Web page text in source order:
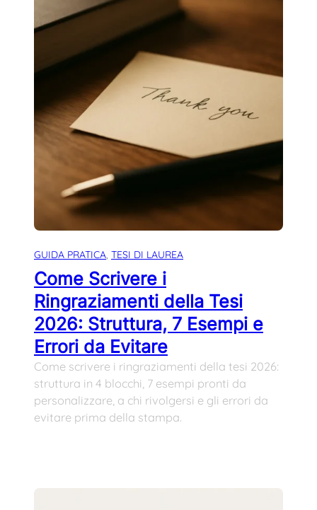
GUIDA PRATICA, TESI DI LAUREA
Come Scrivere i
Ringraziamenti della Tesi
2026: Struttura, 7 Esempi e
Errori da Evitare
Come scrivere i ringraziamenti della tesi 2026:
struttura in 4 blocchi, 7 esempi pronti da
personalizzare, a chi rivolgersi e gli errori da
evitare prima della stampa.